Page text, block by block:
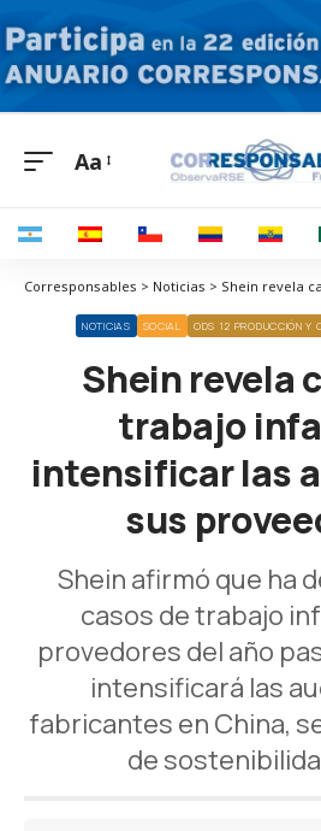
Aa
NOTICIAS SOCIAL ODS 12 PRODUCCIÓN Y
Shein revela
trabajo
intensificar las
sus
Shein afirmó que ha
casos de trabajo
provedores del año
intensificará las
fabricantes en China,
de